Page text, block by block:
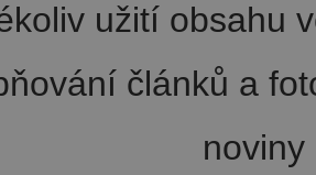
užití obsahu
článků a